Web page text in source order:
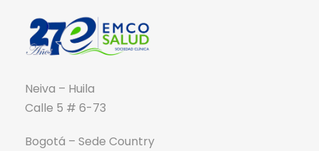
Neiva – Huila
Calle 5 # 6-73
Bogotá – Sede Country